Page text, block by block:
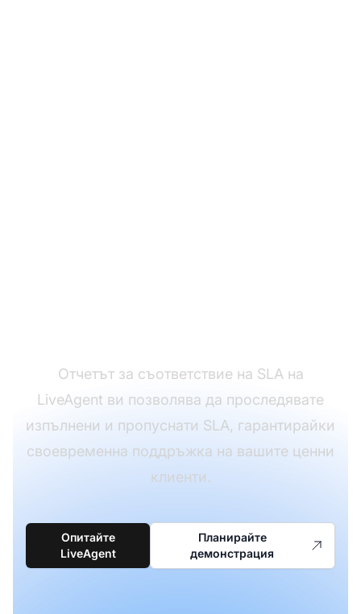
Отчетът за съответствие на SLA на
LiveAgent ви позволява да проследявате
изпълнени и пропуснати SLA, гарантирайки
своевременна поддръжка на вашите ценни
клиенти.
Опитайте
LiveAgent
Планирайте
демонстрация